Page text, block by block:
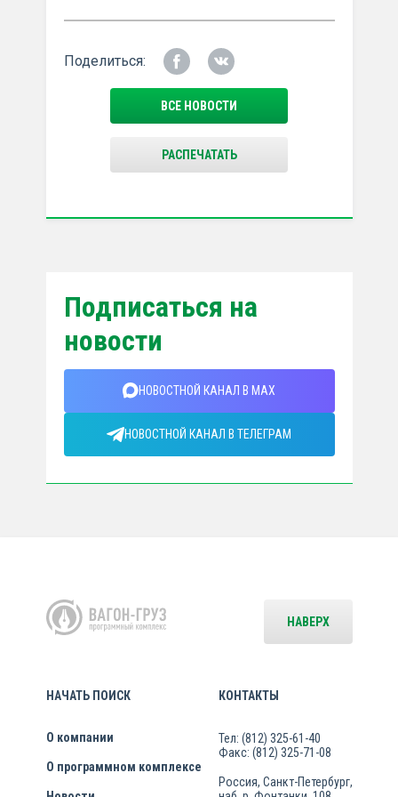
Поделиться:
ВСЕ НОВОСТИ
РАСПЕЧАТАТЬ
Подписаться на
новости
НОВОСТНОЙ КАНАЛ В MAX
НОВОСТНОЙ КАНАЛ В ТЕЛЕГРАМ
НАЧАТЬ ПОИСК
О компании
О программном комплексе
КОНТАКТЫ
Тел: (812) 325-61-40
Факс: (812) 325-71-08
Россия, Санкт-Петербург,
НАВЕРХ